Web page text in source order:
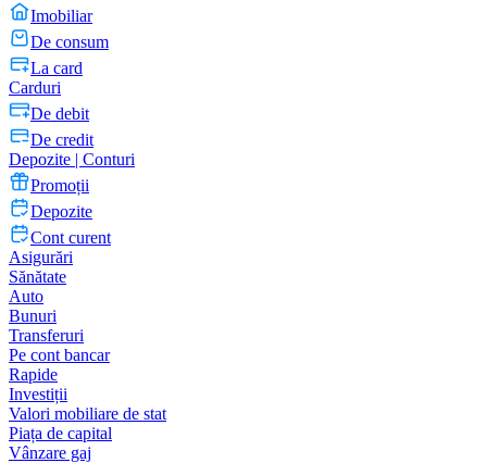
Imobiliar
De consum
La card
Carduri
De debit
De credit
Depozite | Conturi
Promoții
Depozite
Cont curent
Asigurări
Sănătate
Auto
Bunuri
Transferuri
Pe cont bancar
Rapide
Investiții
Valori mobiliare de stat
Piața de capital
Vânzare gaj